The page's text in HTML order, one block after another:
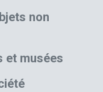
non
et musées